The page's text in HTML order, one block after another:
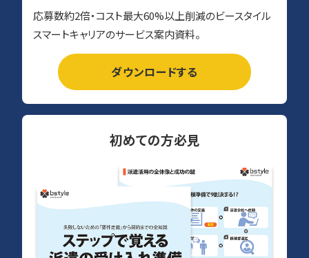
応募数約2倍・コスト最大60%以上削減のビースタイル
スマートキャリアのサービス案内資料。
ダウンロードする
初めての方必見